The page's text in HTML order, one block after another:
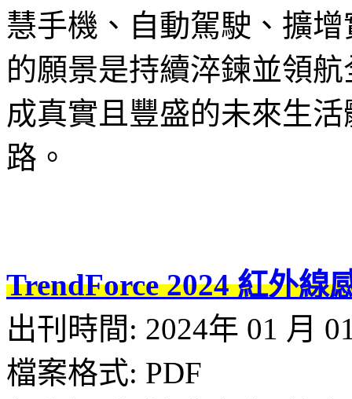
慧手機、自動駕駛、擴
的願景是持續淬鍊並領
成真實且豐盛的未來生
路。
TrendForce 2024 紅外線
出刊時間: 2024年 01 月
檔案格式: PDF